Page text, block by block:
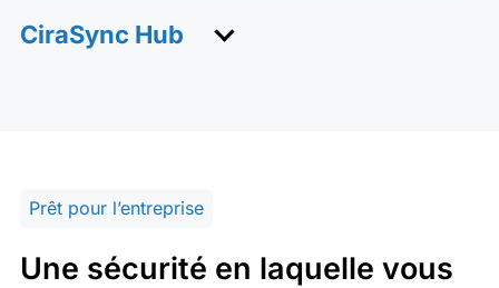
CiraSync Hub
Prêt pour l’entreprise
Une sécurité en laquelle vous